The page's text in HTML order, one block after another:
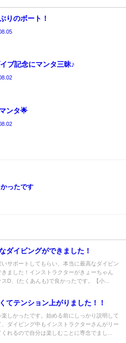
りのボート！
ブ記念にマンタ三昧♪
ンタ🌟
ったです
ダイビングができました！
いサポートしてもらい、本当に最高なダイビン
きました！インストラクターがきょーちゃん
スD、(たくあんも)で良かったです。【小...
てテンション上がりました！！
楽しかったです。始める前にしっかり説明して
、ダイビング中もインストラクターさんがリー
くれるので自分は楽しむことに専念でまし...